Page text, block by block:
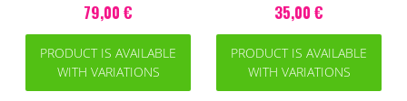
79,00 €
PRODUCT IS AVAILABLE
WITH VARIATIONS
35,00 €
PRODUCT IS AVAILABLE
WITH VARIATIONS